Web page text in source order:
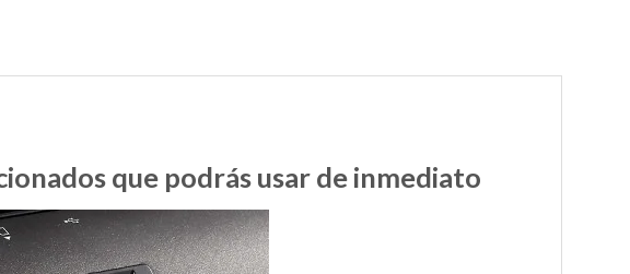
que podrás usar de inmediato